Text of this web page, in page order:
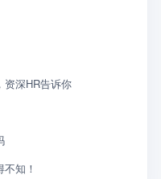
资深HR告诉你
知！